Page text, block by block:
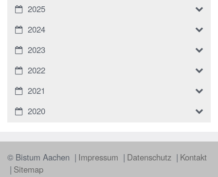
2025
2024
2023
2022
2021
2020
© Bistum Aachen Impressum Datenschutz
Kontakt
Sitemap